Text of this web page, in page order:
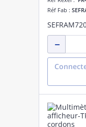
Réf Fab :